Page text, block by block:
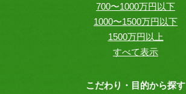
700〜1000万円以下
1000〜1500万円以下
1500万円以上
すべて表示
こだわり・目的から探す